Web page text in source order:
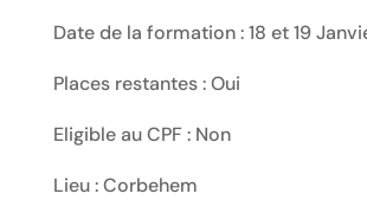
Date de la formation : 18 et 19
Places restantes : Oui
Eligible au CPF : Non
Lieu : Corbehem